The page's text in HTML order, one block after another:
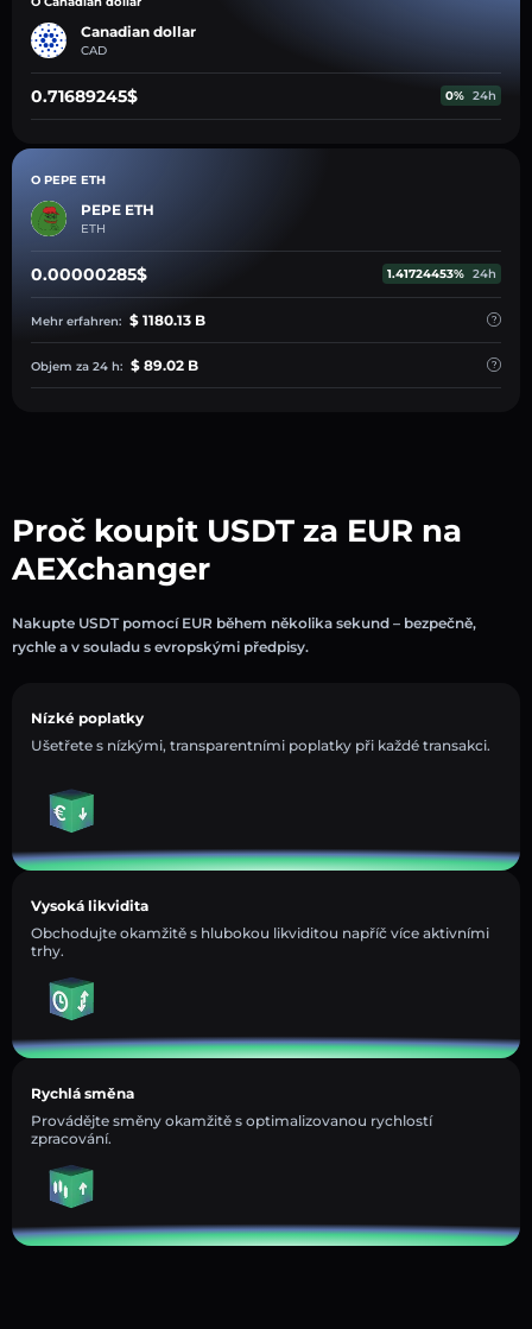
Canadian dollar
CAD
0.71689245$ 0% 24h
O PEPE ETH
PEPE ETH
ETH
0.00000285$ 1.41724453% 24h
Mehr erfahren: $ 1180.13 B
Objem za 24 h: $ 89.02 B
Proč koupit USDT za EUR na
AEXchanger
Nakupte USDT pomocí EUR během několika sekund – bezpečně,
rychle a v souladu s evropskými předpisy.
Nízké poplatky
Ušetřete s nízkými, transparentními poplatky při každé transakci.
Vysoká likvidita
Obchodujte okamžitě s hlubokou likviditou napříč více aktivními
trhy.
Rychlá směna
Provádějte směny okamžitě s optimalizovanou rychlostí
zpracování.